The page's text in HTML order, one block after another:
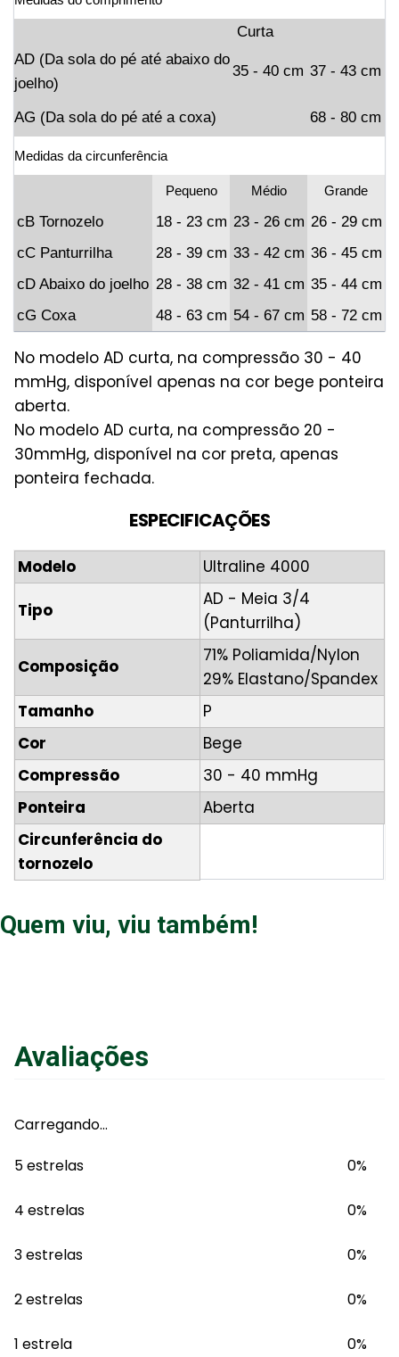
Curta
AD (Da sola do pé até abaixo do
joelho)
35 - 40 cm 37 - 43 cm
AG (Da sola do pé até a coxa) 68 - 80 cm
Medidas da circunferência
Pequeno Médio Grande
cB Tornozelo 18 - 23 cm 23 - 26 cm 26 - 29 cm
cC Panturrilha
28 - 39 cm 33 - 42 cm 36 - 45 cm
cD Abaixo do joelho 28 - 38 cm 32 - 41 cm 35 - 44 cm
cG Coxa
48 - 63 cm 54 - 67 cm 58 - 72 cm
No modelo AD curta, na compressão 30 - 40
mmHg, disponível apenas na cor bege ponteira
aberta.
No modelo AD curta, na compressão 20 -
30mmHg, disponível na cor preta, apenas
ponteira fechada.
ESPECIFICAÇÕES
Modelo Ultraline 4000
Tipo
AD - Meia 3/4
(Panturrilha)
Composição
71% Poliamida/Nylon
29% Elastano/Spandex
Tamanho
P
Cor
Bege
Compressão
30 - 40 mmHg
Ponteira
Aberta
Circunferência do
tornozelo
Quem viu, viu também!
Avaliações
Carregando…
5 estrelas
0%
4 estrelas 0%
3 estrelas 0%
2 estrelas 0%
1 estrela 0%